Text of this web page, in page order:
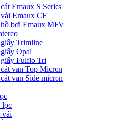
Emaux S Series
Emaux CF
bơi Emaux MFV
Trimline
Opal
Fulflo Tri
van Top Micron
van Side micron
lọc
vải